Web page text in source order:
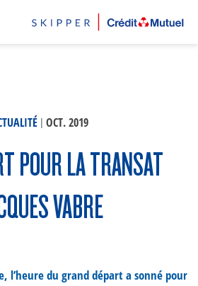
| OCT. 2019
POUR LA TRANSAT
VABRE
l’heure du grand départ a sonné pour